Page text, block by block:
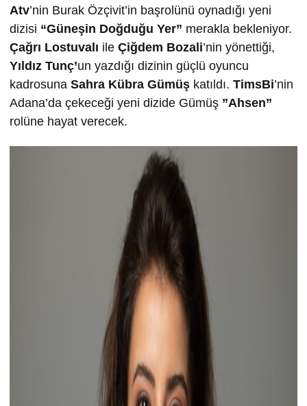
Atv’nin Burak Özçivit’in başrolünü oynadığı yeni
dizisi “Güneşin Doğduğu Yer” merakla bekleniyor.
Çağrı Lostuvalı ile Çiğdem Bozali’nin yönettiği,
Yıldız Tunç’un yazdığı dizinin güçlü oyuncu
kadrosuna Sahra Kübra Gümüş katıldı. TimsBi’nin
Adana’da çekeceği yeni dizide Gümüş ”Ahsen”
rolüne hayat verecek.